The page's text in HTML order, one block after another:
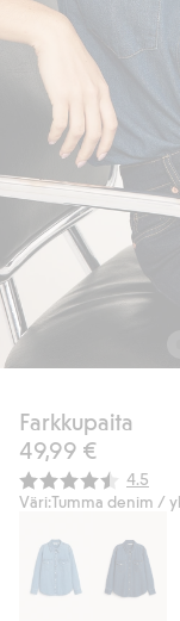
Farkkupaita
49,99 €
4.5
Väri:Tumma denim /